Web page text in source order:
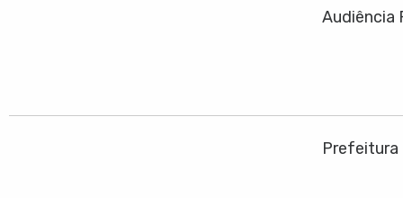
Audiência
Prefeitura